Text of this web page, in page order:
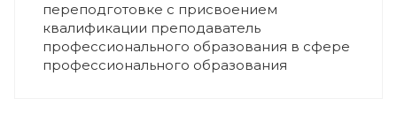
переподготовке с присвоением
квалификации преподаватель
профессионального образования в сфере
профессионального образования